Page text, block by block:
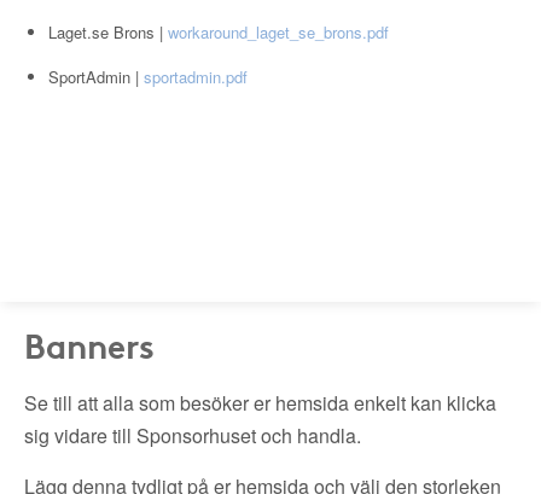
Laget.se Brons | workaround_laget_se_brons.pdf
SportAdmin | sportadmin.pdf
Banners
Se till att alla som besöker er hemsida enkelt kan klicka
sig vidare till Sponsorhuset och handla.
Lägg denna tydligt på er hemsida och välj den storleken